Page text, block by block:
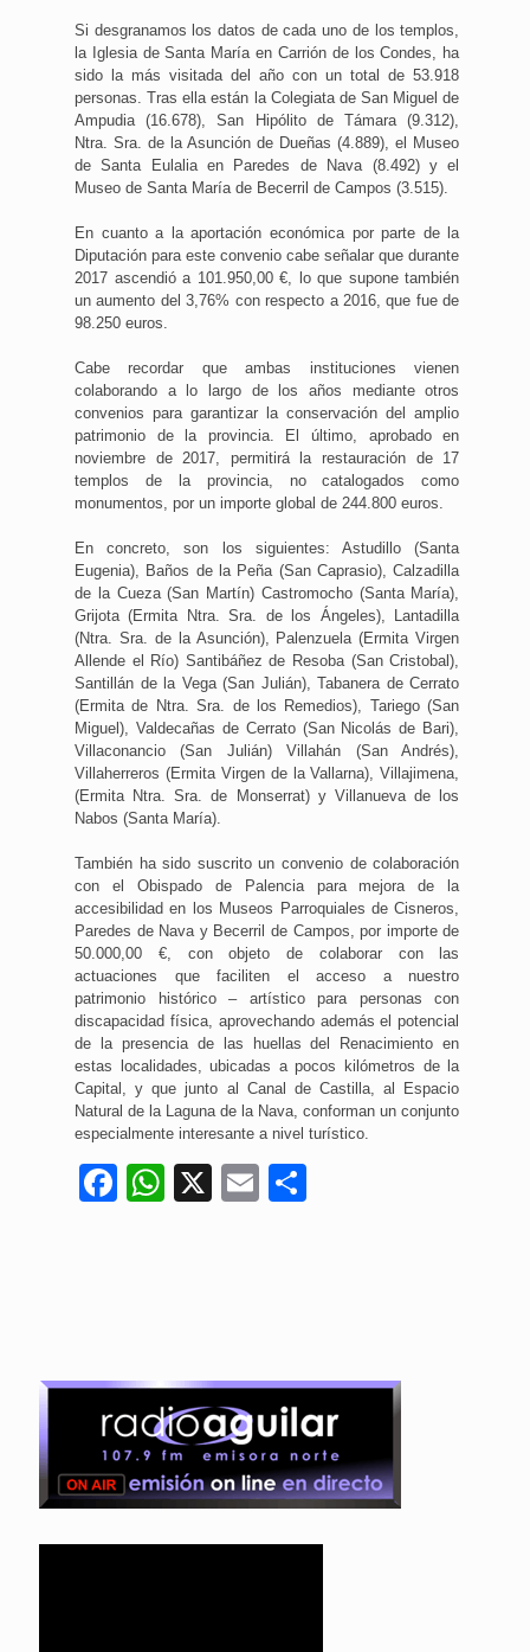
Si desgranamos los datos de cada uno de los templos,
la Iglesia de Santa María en Carrión de los Condes, ha
sido la más visitada del año con un total de 53.918
personas. Tras ella están la Colegiata de San Miguel de
Ampudia (16.678), San Hipólito de Támara (9.312),
Ntra. Sra. de la Asunción de Dueñas (4.889), el Museo
de Santa Eulalia en Paredes de Nava (8.492) y el
Museo de Santa María de Becerril de Campos (3.515).
En cuanto a la aportación económica por parte de la
Diputación para este convenio cabe señalar que durante
2017 ascendió a 101.950,00 €, lo que supone también
un aumento del 3,76% con respecto a 2016, que fue de
98.250 euros.
Cabe recordar que ambas instituciones vienen
colaborando a lo largo de los años mediante otros
convenios para garantizar la conservación del amplio
patrimonio de la provincia. El último, aprobado en
noviembre de 2017, permitirá la restauración de 17
templos de la provincia, no catalogados como
monumentos, por un importe global de 244.800 euros.
En concreto, son los siguientes: Astudillo (Santa
Eugenia), Baños de la Peña (San Caprasio), Calzadilla
de la Cueza (San Martín) Castromocho (Santa María),
Grijota (Ermita Ntra. Sra. de los Ángeles), Lantadilla
(Ntra. Sra. de la Asunción), Palenzuela (Ermita Virgen
Allende el Río) Santibáñez de Resoba (San Cristobal),
Santillán de la Vega (San Julián), Tabanera de Cerrato
(Ermita de Ntra. Sra. de los Remedios), Tariego (San
Miguel), Valdecañas de Cerrato (San Nicolás de Bari),
Villaconancio (San Julián) Villahán (San Andrés),
Villaherreros (Ermita Virgen de la Vallarna), Villajimena,
(Ermita Ntra. Sra. de Monserrat) y Villanueva de los
Nabos (Santa María).
También ha sido suscrito un convenio de colaboración
con el Obispado de Palencia para mejora de la
accesibilidad en los Museos Parroquiales de Cisneros,
Paredes de Nava y Becerril de Campos, por importe de
50.000,00 €, con objeto de colaborar con las
actuaciones que faciliten el acceso a nuestro
patrimonio histórico – artístico para personas con
discapacidad física, aprovechando además el potencial
de la presencia de las huellas del Renacimiento en
estas localidades, ubicadas a pocos kilómetros de la
Capital, y que junto al Canal de Castilla, al Espacio
Natural de la Laguna de la Nava, conforman un conjunto
especialmente interesante a nivel turístico.
Facebook
WhatsApp
X Email